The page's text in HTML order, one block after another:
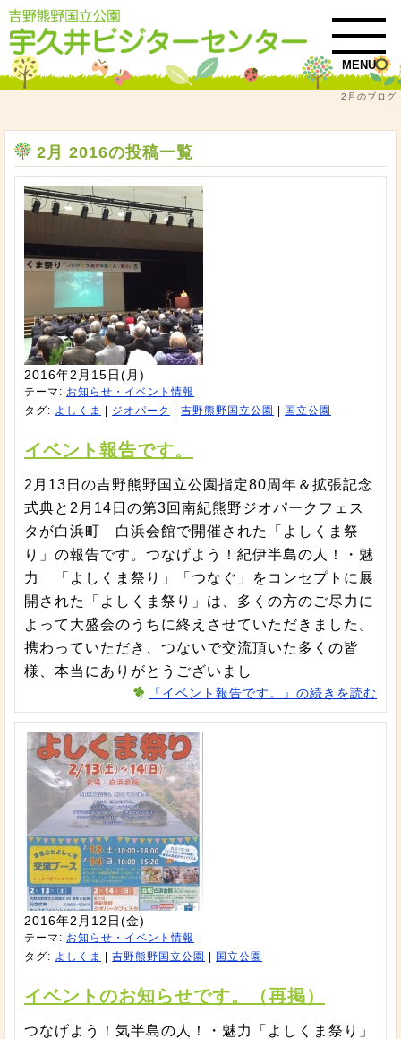
MENU
2月のブログ
2月 2016の投稿一覧
2016年2月15日(月)
テーマ: お知らせ・イベント情報
タグ: よしくま ジオパーク 吉野熊野国立公園 国立公園
イベント報告です。
2月13日の吉野熊野国立公園指定80周年＆拡張記念
式典と2月14日の第3回南紀熊野ジオパークフェス
タが白浜町 白浜会館で開催された「よしくま祭
り」の報告です。つなげよう！紀伊半島の人！・魅
力 「よしくま祭り」「つなぐ」をコンセプトに展
開された「よしくま祭り」は、多くの方のご尽力に
よって大盛会のうちに終えさせていただきました。
携わっていただき、つないで交流頂いた多くの皆
様、本当にありがとうございまし
『イベント報告です。』の続きを読む
2016年2月12日(金)
テーマ: お知らせ・イベント情報
タグ: よしくま 吉野熊野国立公園 国立公園
イベントのお知らせです。（再掲）
つなげよう！気半島の人！・魅力「よしくま祭り」